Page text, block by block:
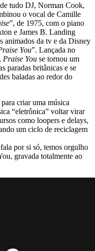
tudo DJ, Norman Cook,
o vocal de Camille
”, de 1975, com o piano
e James B. Landing
animados da tv e da Disney
You”. Lançada no
, Praise You se tornou um
paradas britânicas e se
baladas ao redor do
criar uma música
“eletrônica” voltar virar
como loopers e delays,
um ciclo de reciclagem
por si só, temos orgulho
gravada totalmente ao